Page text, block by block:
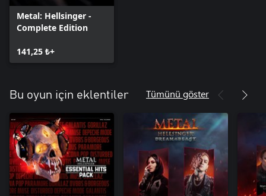
Metal: Hellsinger -
Complete Edition
141,25 ₺+
Bu oyun için eklentiler Tümünü göster